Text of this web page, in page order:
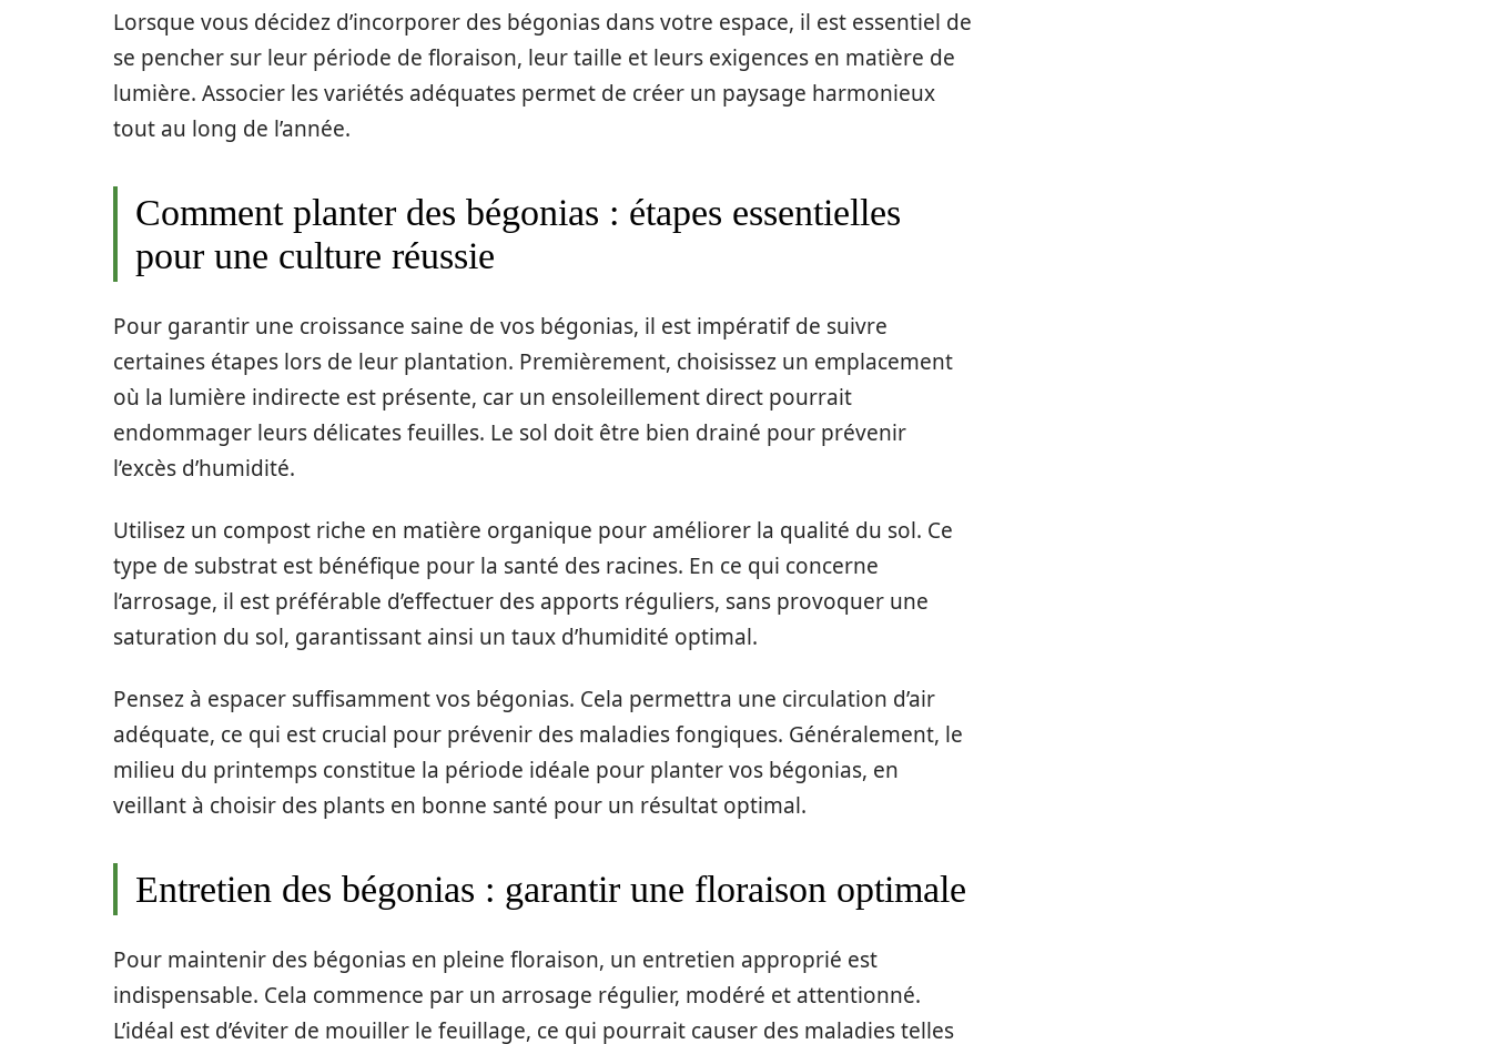
Lorsque vous décidez d’incorporer des bégonias dans votre espace, il est essentiel de
se pencher sur leur période de floraison, leur taille et leurs exigences en matière de
lumière. Associer les variétés adéquates permet de créer un paysage harmonieux
tout au long de l’année.
Comment planter des bégonias : étapes essentielles
pour une culture réussie
Pour garantir une croissance saine de vos bégonias, il est impératif de suivre
certaines étapes lors de leur plantation. Premièrement, choisissez un emplacement
où la lumière indirecte est présente, car un ensoleillement direct pourrait
endommager leurs délicates feuilles. Le sol doit être bien drainé pour prévenir
l’excès d’humidité.
Utilisez un compost riche en matière organique pour améliorer la qualité du sol. Ce
type de substrat est bénéfique pour la santé des racines. En ce qui concerne
l’arrosage, il est préférable d’effectuer des apports réguliers, sans provoquer une
saturation du sol, garantissant ainsi un taux d’humidité optimal.
Pensez à espacer suffisamment vos bégonias. Cela permettra une circulation d’air
adéquate, ce qui est crucial pour prévenir des maladies fongiques. Généralement, le
milieu du printemps constitue la période idéale pour planter vos bégonias, en
veillant à choisir des plants en bonne santé pour un résultat optimal.
Entretien des bégonias : garantir une floraison optimale
Pour maintenir des bégonias en pleine floraison, un entretien approprié est
indispensable. Cela commence par un arrosage régulier, modéré et attentionné.
L’idéal est d’éviter de mouiller le feuillage, ce qui pourrait causer des maladies telles